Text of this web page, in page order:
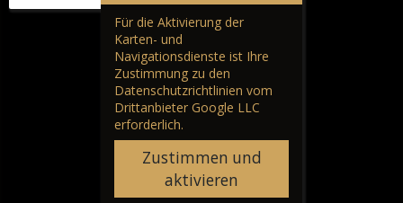
Für die Aktivierung der
Karten- und
Navigationsdienste ist Ihre
Zustimmung zu den
Datenschutzrichtlinien vom
Drittanbieter Google LLC
erforderlich.
Zustimmen und
aktivieren